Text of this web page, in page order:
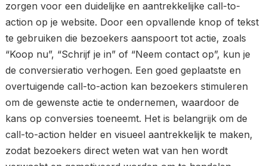
zorgen voor een duidelijke en aantrekkelijke call-to-
action op je website. Door een opvallende knop of tekst
te gebruiken die bezoekers aanspoort tot actie, zoals
“Koop nu”, “Schrijf je in” of “Neem contact op”, kun je
de conversieratio verhogen. Een goed geplaatste en
overtuigende call-to-action kan bezoekers stimuleren
om de gewenste actie te ondernemen, waardoor de
kans op conversies toeneemt. Het is belangrijk om de
call-to-action helder en visueel aantrekkelijk te maken,
zodat bezoekers direct weten wat van hen wordt